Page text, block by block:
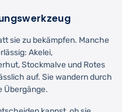
sie zu bekämpfen. Manche
Akelei,
Stockmalve und Rotes
auf. Sie wandern durch
Übergänge.